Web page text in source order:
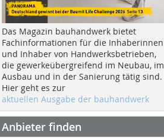
Das Magazin bauhandwerk bietet
Fachinformationen für die Inhaberinnen
und Inhaber von Handwerksbetrieben,
die gewerkeübergreifend im Neubau, im
Ausbau und in der Sanierung tätig sind.
Hier geht es zur
aktuellen Ausgabe der bauhandwerk
Anbieter finden